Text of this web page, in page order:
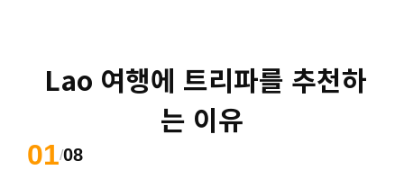
는 이유
01/08